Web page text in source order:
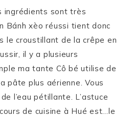
ingrédients sont très
Bánh xèo réussi tient donc
le croustillant de la crêpe en
il y a plusieurs
ma tante Cô bé utilise de
pâte plus aérienne. Vous
l’eau pétillante. L’astuce
de cuisine à Hué est…le